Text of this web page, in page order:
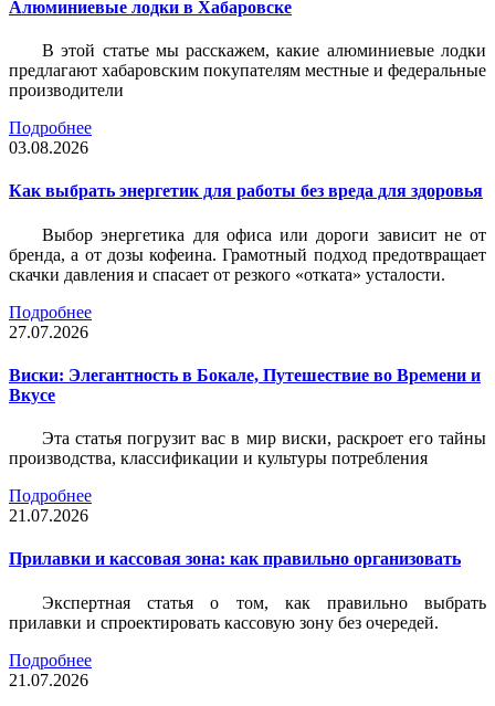
Алюминиевые лодки в Хабаровске
В этой статье мы расскажем, какие алюминиевые лодки
предлагают хабаровским покупателям местные и федеральные
производители
Подробнее
03.08.2026
Как выбрать энергетик для работы без вреда для здоровья
Выбор энергетика для офиса или дороги зависит не от
бренда, а от дозы кофеина. Грамотный подход предотвращает
скачки давления и спасает от резкого «отката» усталости.
Подробнее
27.07.2026
Виски: Элегантность в Бокале, Путешествие во Времени и
Вкусе
Эта статья погрузит вас в мир виски, раскроет его тайны
производства, классификации и культуры потребления
Подробнее
21.07.2026
Прилавки и кассовая зона: как правильно организовать
Экспертная статья о том, как правильно выбрать
прилавки и спроектировать кассовую зону без очередей.
Подробнее
21.07.2026